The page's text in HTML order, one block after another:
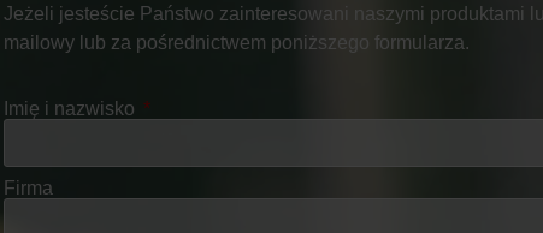
Jeżeli jesteście Państwo zainteresowani naszymi produktami
mailowy lub za pośrednictwem poniższego formularza.
Imię i nazwisko
Firma